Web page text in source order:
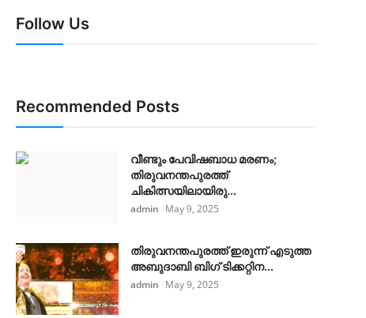
Follow Us
Recommended Posts
വീണ്ടും പേവിഷബാധ മരണം;
തിരുവനന്തപുരത്ത്
ചികിത്സയിലായിരു...
admin May 9, 2025
തിരുവനന്തപുരത്ത് ഇരുന്ന് എടുത്ത
അബുദാബി ബിഗ് ടിക്കറ്റിന...
admin May 9, 2025